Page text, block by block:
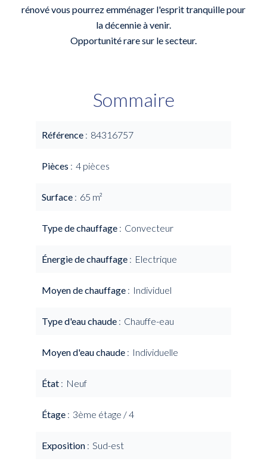
rénové vous pourrez emménager l'esprit tranquille pour
la décennie à venir.
Opportunité rare sur le secteur.
Sommaire
Référence 84316757
Pièces 4 pièces
Surface 65 m²
Type de chauffage Convecteur
Énergie de chauffage Electrique
Moyen de chauffage Individuel
Type d'eau chaude Chauffe-eau
Moyen d'eau chaude Individuelle
État Neuf
Étage 3ème étage / 4
Exposition Sud-est